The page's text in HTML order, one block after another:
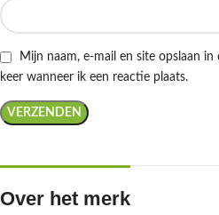
Mijn naam, e-mail en site opslaan
keer wanneer ik een reactie plaats.
Over het merk